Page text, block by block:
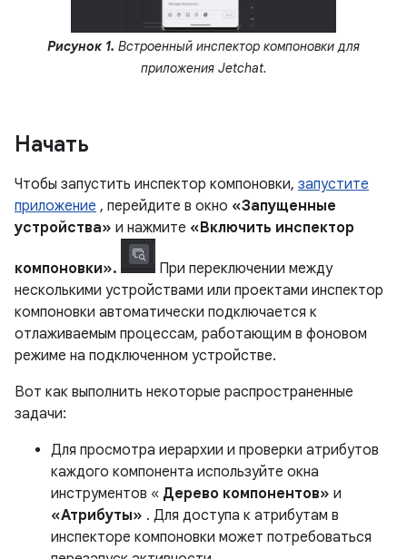
Рисунок 1. Встроенный инспектор компоновки для
приложения Jetchat.
Начать
Чтобы запустить инспектор компоновки, запустите
приложение , перейдите в окно «Запущенные
устройства» и нажмите «Включить инспектор
компоновки».
При переключении между
несколькими устройствами или проектами инспектор
компоновки автоматически подключается к
отлаживаемым процессам, работающим в фоновом
режиме на подключенном устройстве.
Вот как выполнить некоторые распространенные
задачи:
Для просмотра иерархии и проверки атрибутов
каждого компонента используйте окна
инструментов « Дерево компонентов» и
«Атрибуты» . Для доступа к атрибутам в
инспекторе компоновки может потребоваться